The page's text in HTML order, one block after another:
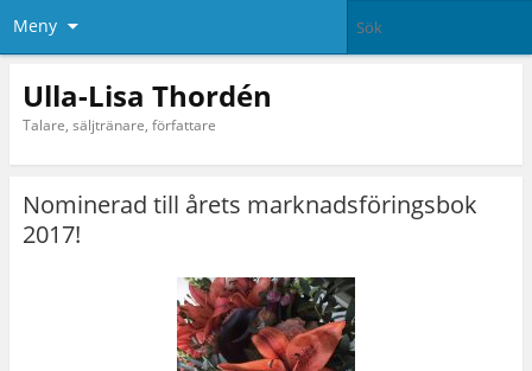
Meny
Ulla-Lisa Thordén
Talare, säljtränare, författare
Nominerad till årets marknadsföringsbok
2017!